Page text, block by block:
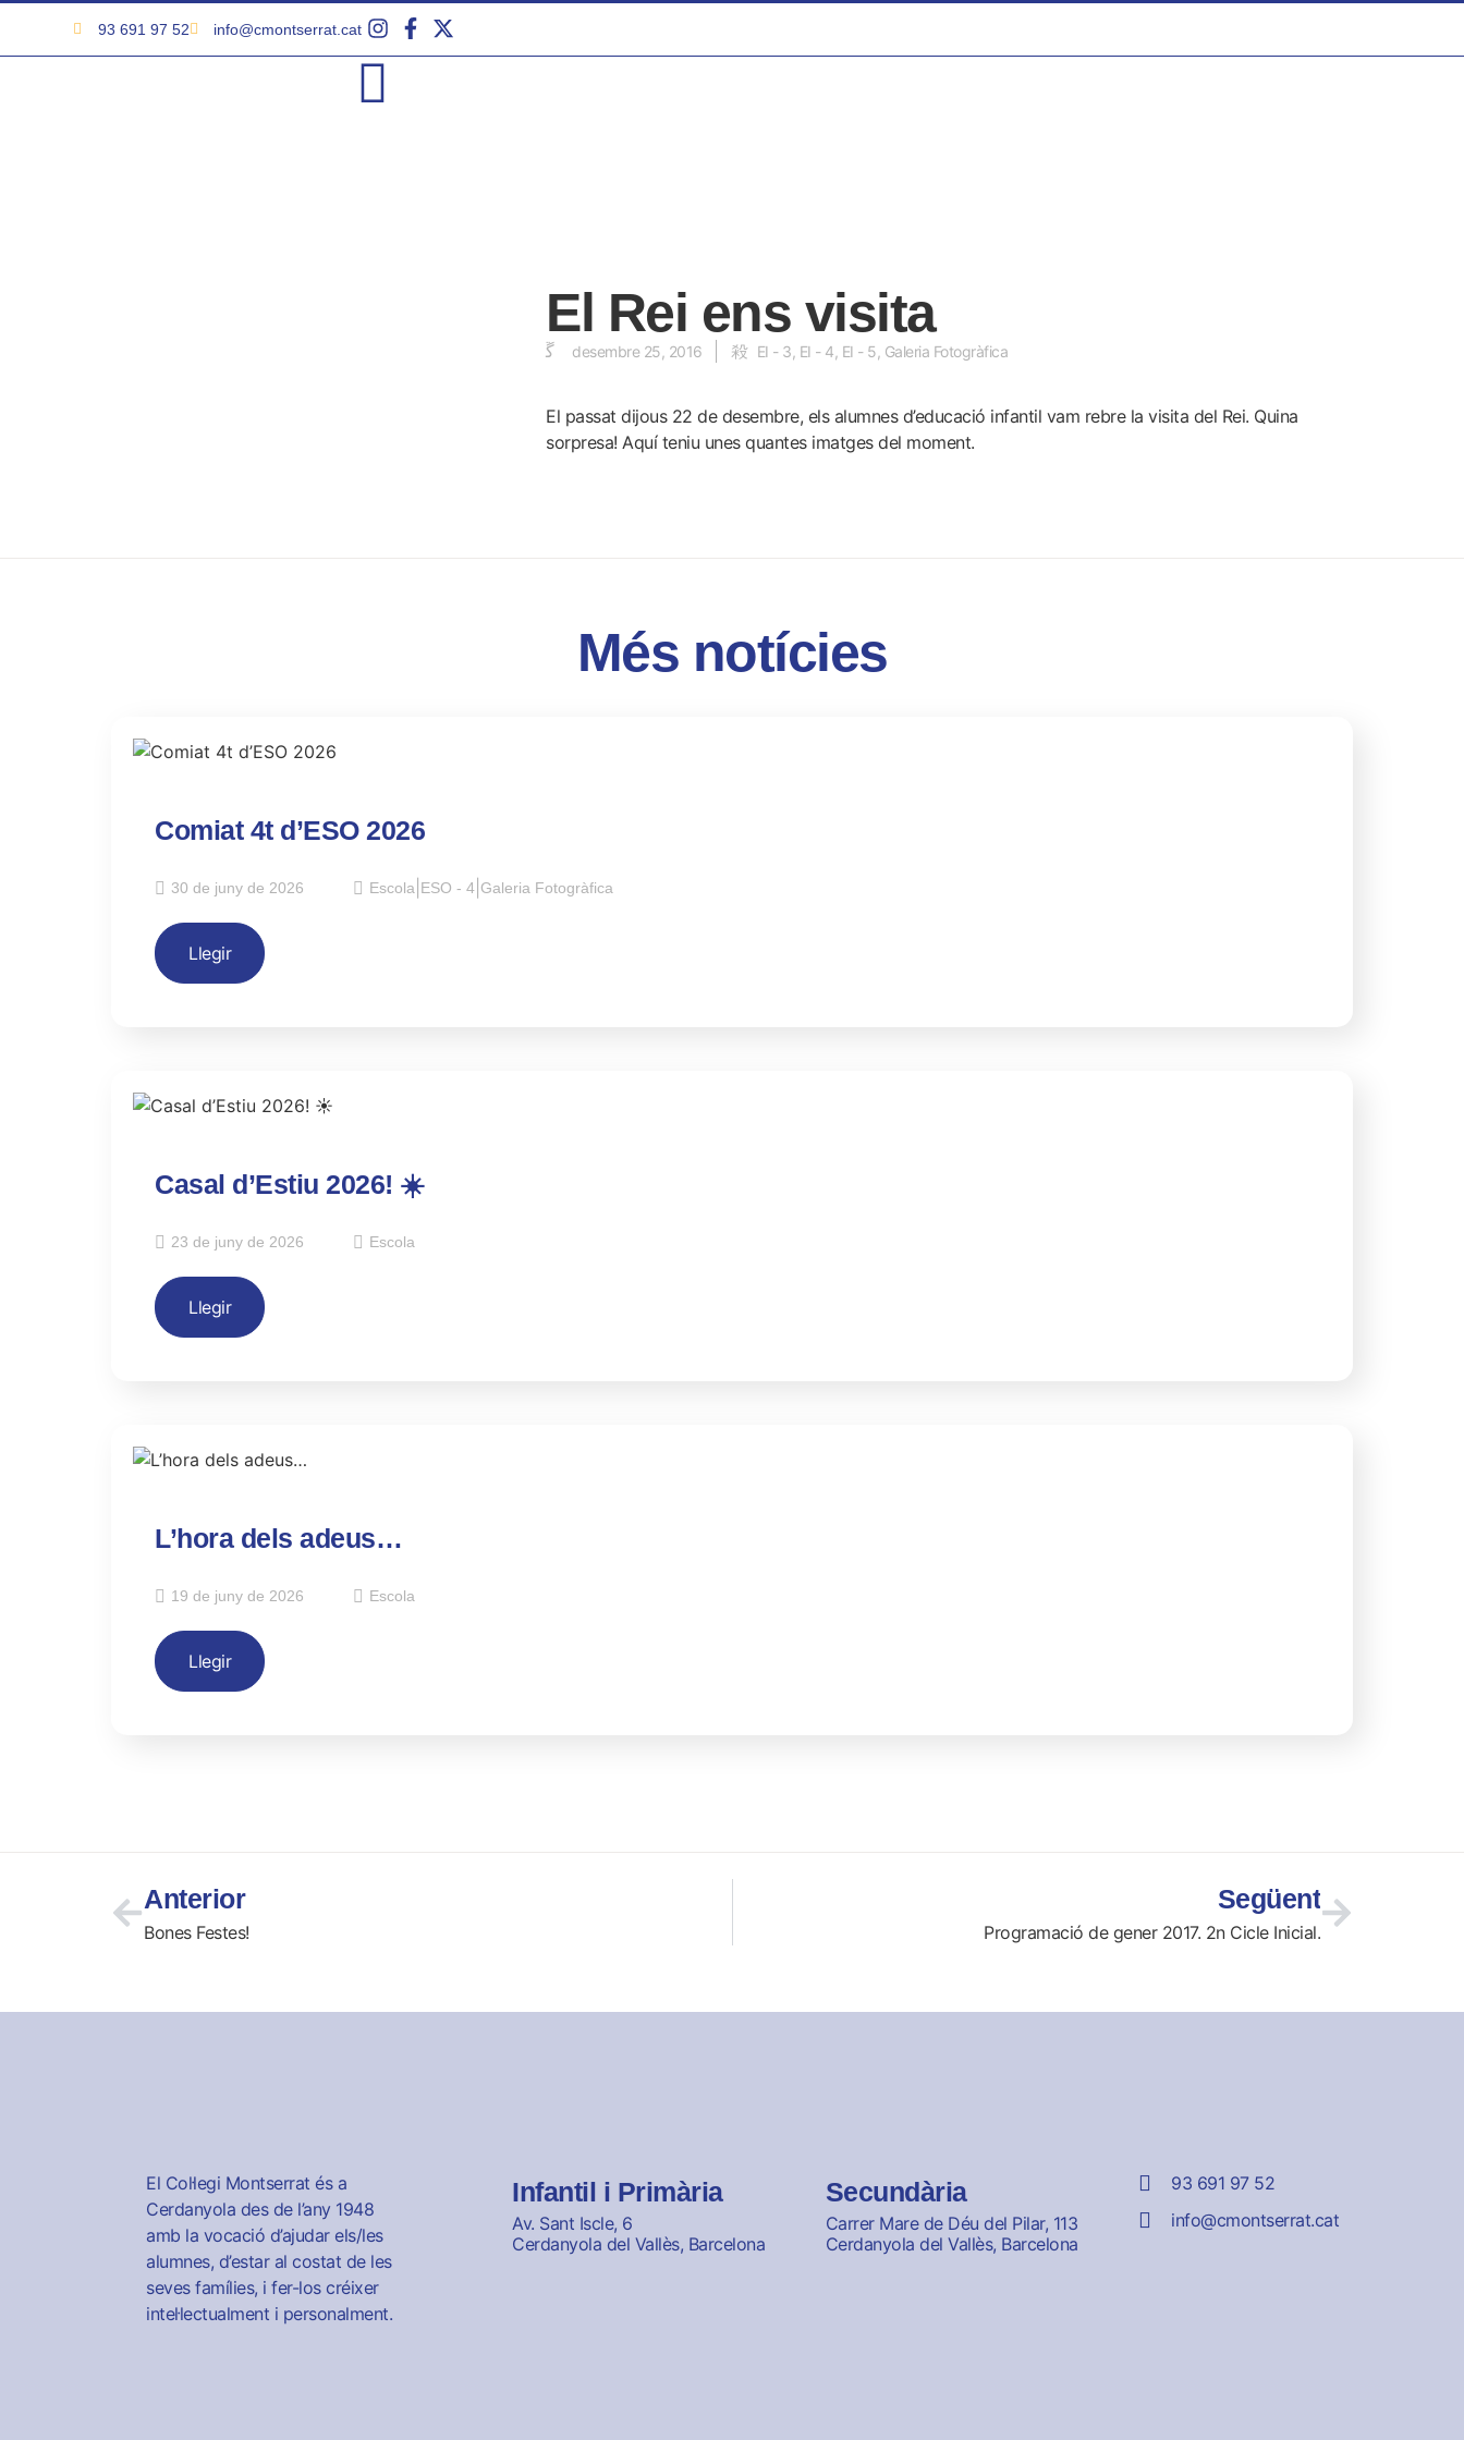
93 691 97 52 info@cmontserrat.cat
El Rei ens visita
desembre 25, 2016 EI - 3 EI - 4 EI - 5 Galeria Fotogràfica
El passat dijous 22 de desembre, els alumnes d’educació infantil vam rebre la visita del Rei. Quina
sorpresa! Aquí teniu unes quantes imatges del moment.
Més notícies
Comiat 4t d’ESO 2026
30 de juny de 2026 Escola ESO - 4 Galeria Fotogràfica
Llegir
Casal d’Estiu 2026! ☀️
23 de juny de 2026 Escola
Llegir
L’hora dels adeus…
19 de juny de 2026 Escola
Llegir
Anterior
Bones Festes!
Següent
Programació de gener 2017. 2n Cicle Inicial.
El Col·legi Montserrat és a
Cerdanyola des de l’any 1948
amb la vocació d’ajudar els/les
alumnes, d’estar al costat de les
seves famílies, i fer-los créixer
intel·lectualment i personalment.
Infantil i Primària
Av. Sant Iscle, 6
Cerdanyola del Vallès, Barcelona
Secundària
Carrer Mare de Déu del Pilar, 113
Cerdanyola del Vallès, Barcelona
93 691 97 52
info@cmontserrat.cat